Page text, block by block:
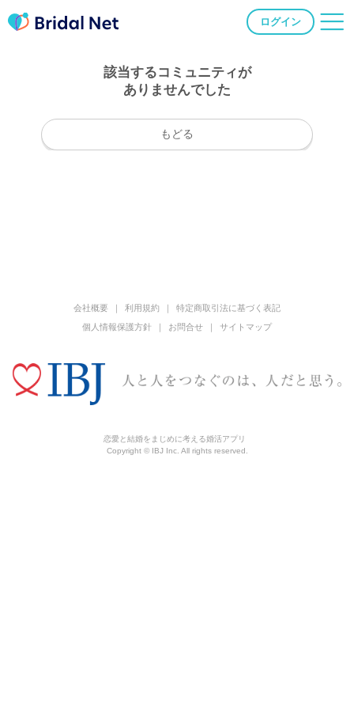
ログイン
該当するコミュニティが
ありませんでした
もどる
会社概要 利用規約
特定商取引法に基づく表記
個人情報保護方針
お問合せ サイトマップ
恋愛と結婚をまじめに考える婚活アプリ
Copyright © IBJ Inc. All rights reserved.